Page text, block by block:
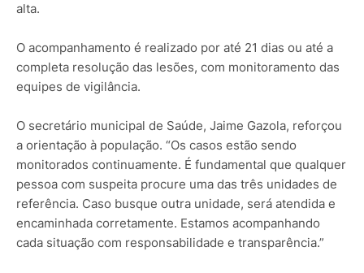
alta.
O acompanhamento é realizado por até 21 dias ou até a
completa resolução das lesões, com monitoramento das
equipes de vigilância.
O secretário municipal de Saúde, Jaime Gazola, reforçou
a orientação à população. “Os casos estão sendo
monitorados continuamente. É fundamental que qualquer
pessoa com suspeita procure uma das três unidades de
referência. Caso busque outra unidade, será atendida e
encaminhada corretamente. Estamos acompanhando
cada situação com responsabilidade e transparência.”